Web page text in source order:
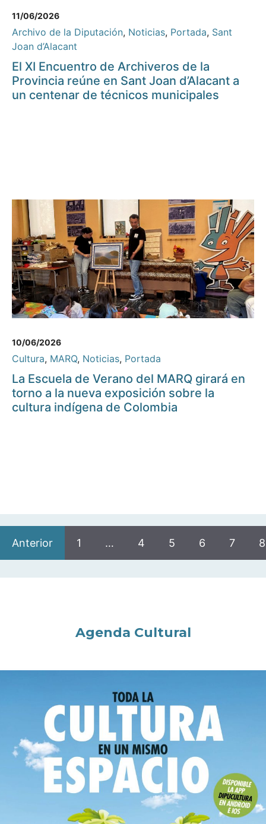
11/06/2026
Archivo de la Diputación, Noticias, Portada, Sant
Joan d’Alacant
El XI Encuentro de Archiveros de la
Provincia reúne en Sant Joan d’Alacant a
un centenar de técnicos municipales
10/06/2026
Cultura, MARQ, Noticias, Portada
La Escuela de Verano del MARQ girará en
torno a la nueva exposición sobre la
cultura indígena de Colombia
Anterior 1 … 4 5 6 7 8
Agenda Cultural